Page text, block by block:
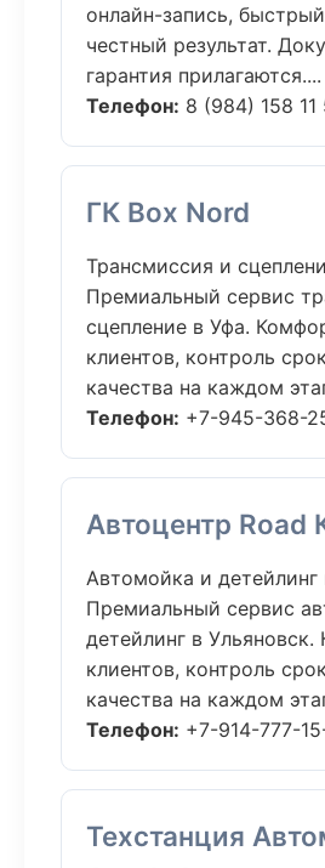
онлайн-запись,
честный результат.
гарантия прилагаются....
Телефон: 8 (984) 158 11
ГК Box Nord
Трансмиссия и
Премиальный сервис
сцепление в Уфа.
клиентов, контроль
качества на каждом
Телефон: +7-945-368-
Автоцентр Road
Автомойка и детейлинг
Премиальный сервис
детейлинг в
клиентов, контроль
качества на каждом
Телефон: +7-914-777-
Техстанция